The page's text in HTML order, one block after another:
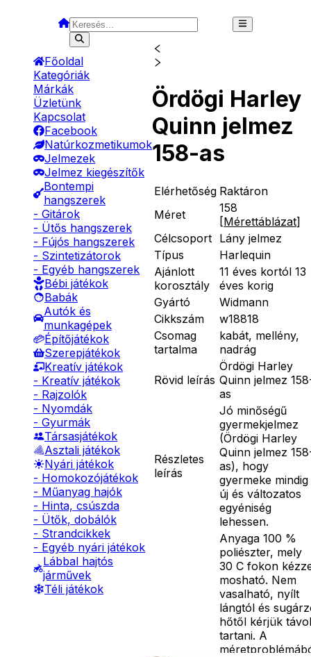
Főoldal
Kategóriák
Márkák
Üzletünk
Kapcsolat
Facebook
Natúrkozmetikumok
Jelmezek
Jelmez kiegészítők
Bontempi
hangszerek
- Gitárok
- Ütős hangszerek
- Fújós hangszerek
- Szintetizátorok
- Egyéb hangszerek
Bébi játékok
Babák
Autók és
munkagépek
Építőjátékok
Szerepjátékok
Kreatív játékok
- Kreatív játékok
- Rajzolók
- Nyomdák
- Gyurmák
Társasjátékok
Asztali játékok
Nyári játékok
- Homokozójátékok
- Műanyag hajók
- Hinta, csúszda
- Ütők, dobálók
- Strandcikkek
- Egyéb nyári játékok
Lábbal hajtós
járművek
Téli játékok
Ördögi Harley
Quinn jelmez
158-as
Elérhetőség Raktáron
Méret
158
[Mérettáblázat]
Célcsoport Lány jelmez
Típus
Harlequin
Ajánlott
korosztály
11 éves kortól 13
éves korig
Gyártó
Widmann
Cikkszám
w18818
Csomag
tartalma
kabát, mellény,
nadrág
Rövid leírás
Ördögi Harley
Quinn jelmez
as
Részletes
leírás
Jó minőségű
gyermekjelmez
(Ördögi Harley
Quinn jelmez
as), hogy
gyermeke mindig
új és változatos
egyéniség
lehessen.
Anyaga 100 %
poliészter, mely
30 C fokon
mosható. Nem
vasalható, nyílt
lángtól és
hőtől kérjük távol
tartani. A